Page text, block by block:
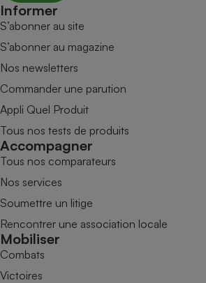
Informer
S’abonner au site
S’abonner au magazine
Nos newsletters
Commander une parution
Appli Quel Produit
Tous nos tests de produits
Accompagner
Tous nos comparateurs
Nos services
Soumettre un litige
Rencontrer une association locale
Mobiliser
Combats
Victoires